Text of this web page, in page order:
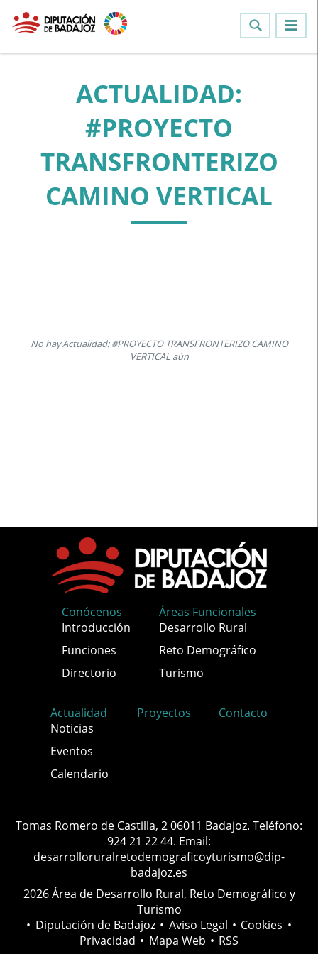
ACTUALIDAD:
#PROYECTO
TRANSFRONTERIZO
CAMINO VERTICAL
No hay Actualidad: #PROYECTO TRANSFRONTERIZO CAMINO
VERTICAL aún
Conócenos
Introducción
Funciones
Directorio
Áreas Funcionales
Desarrollo Rural
Reto Demográfico
Turismo
Actualidad
Noticias
Eventos
Calendario
Proyectos Contacto
Tomas Romero de Castilla, 2 06011 Badajoz. Teléfono:
924 21 22 44. Email:
desarrolloruralretodemograficoyturismo@dip-
badajoz.es
2026 Área de Desarrollo Rural, Reto Demográfico y
Turismo
• Diputación de Badajoz • Aviso Legal • Cookies •
Privacidad • Mapa Web • RSS